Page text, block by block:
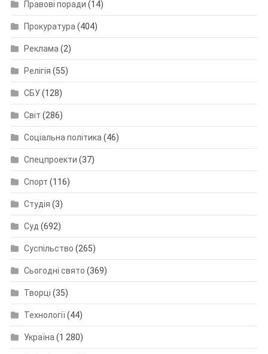
Правові поради (14)
Прокуратура(404)
Реклама(2)
Релігія (55)
СБУ(128)
Світ (286)
Соціальна політика(46)
Спецпроекти (37)
Спорт (116)
Студія (3)
Суд (692)
Суспільство (265)
Сьогодні свято (369)
Творці (35)
Технології(44)
Україна(1 280)